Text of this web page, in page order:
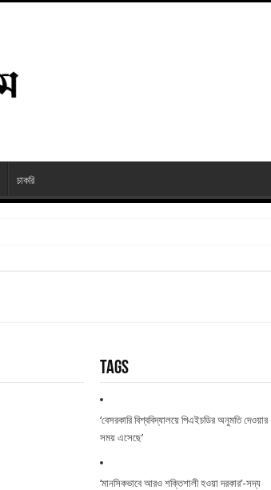
চাকরি
Tags
‘বেসরকারি বিশ্ববিদ্যালয়ে পিএইচডির অনুমতি দেওয়ার
সময় এসেছে’
‘মানসিকভাবে আরও শক্তিশালী হওয়া দরকার’-সদ্য